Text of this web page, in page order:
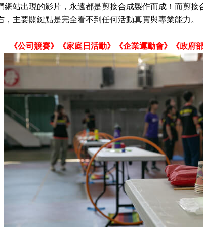
網站出現的影片，永遠都是剪接合成製作而成！而剪
主要關鍵點是完全看不到任何活動真實與專業能力。
《公司競賽》《家庭日活動》《企業運動會》 《政府